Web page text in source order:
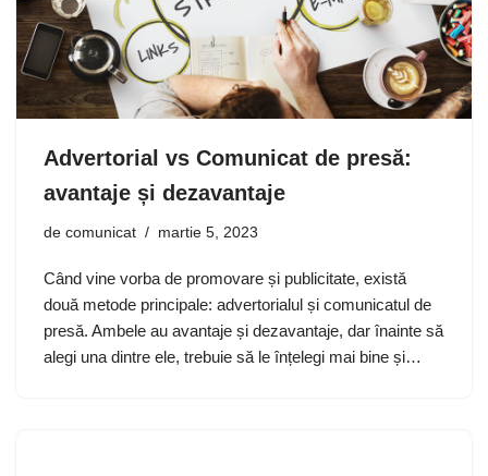
Advertorial vs Comunicat de presă:
avantaje și dezavantaje
de comunicat martie 5, 2023
Când vine vorba de promovare și publicitate, există
două metode principale: advertorialul și comunicatul de
presă. Ambele au avantaje și dezavantaje, dar înainte să
alegi una dintre ele, trebuie să le înțelegi mai bine și…